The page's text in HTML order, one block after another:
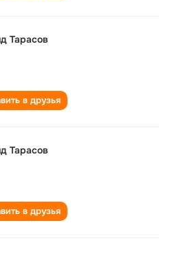
Тарасов
в друзья
Тарасов
в друзья